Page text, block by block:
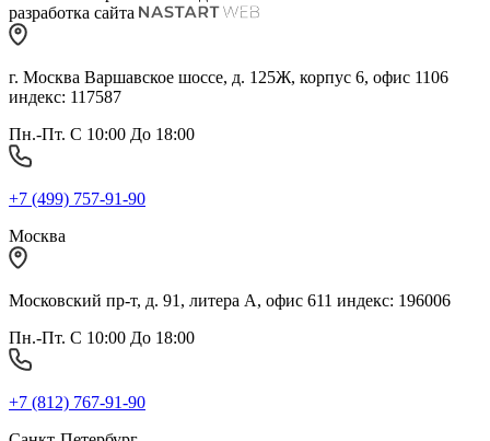
разработка сайта
г. Москва Варшавское шоссе, д. 125Ж, корпус 6, офис 1106
индекс: 117587
Пн.-Пт. С 10:00 До 18:00
+7 (499) 757-91-90
Москва
Московский пр-т, д. 91, литера А, офис 611 индекс: 196006
Пн.-Пт. С 10:00 До 18:00
+7 (812) 767-91-90